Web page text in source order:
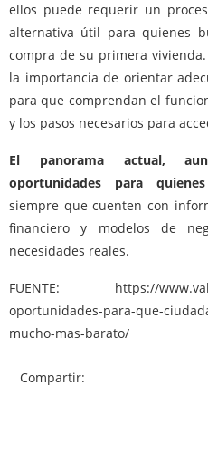
ellos puede requerir un
alternativa útil para quienes
compra de su primera
la importancia de orientar
para que comprendan el
y los pasos necesarios para
El panorama actual,
oportunidades para
siempre que cuenten con
financiero y modelos de
necesidades reales.
FUENTE: https://
oportunidades-para-que-
mucho-mas-barato/
Compartir: